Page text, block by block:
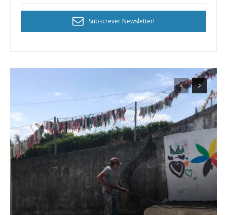
Faça-se assinante do Região de Cister e ajude-nos a manter este serviço
público!
ASSINATURA
IMPRESSA
32€
12 meses
Subscrever Newsletter!